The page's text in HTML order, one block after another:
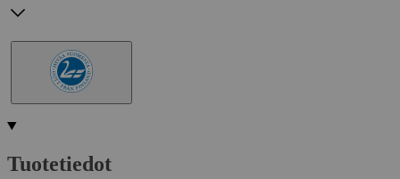
Tuotetiedot